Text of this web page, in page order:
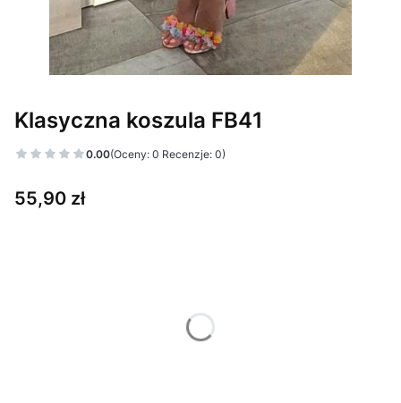
Klasyczna koszula FB41
0.00(Oceny: 0 Recenzje: 0)
Cena
55,90 zł